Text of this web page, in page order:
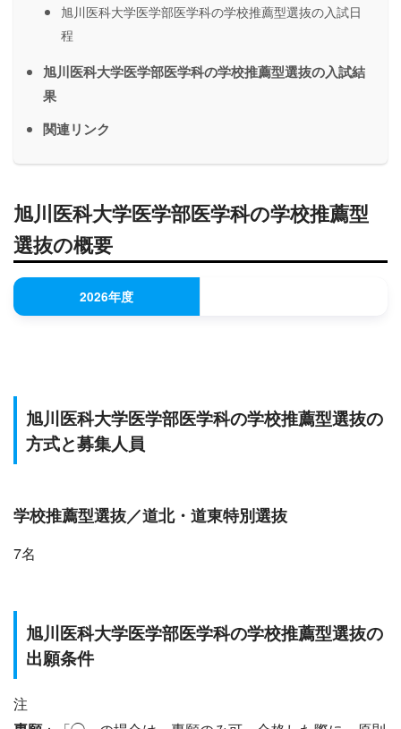
旭川医科大学医学部医学科の学校推薦型選抜の入試日
程
旭川医科大学医学部医学科の学校推薦型選抜の入試結
果
関連リンク
旭川医科大学医学部医学科の学校推薦型
選抜の概要
2026年度
旭川医科大学医学部医学科の学校推薦型選抜の
方式と募集人員
学校推薦型選抜／道北・道東特別選抜
7名
旭川医科大学医学部医学科の学校推薦型選抜の
出願条件
注